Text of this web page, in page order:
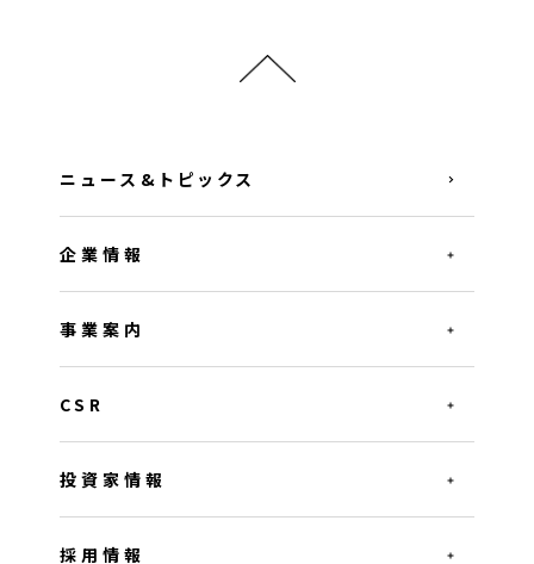
ニュース&トピックス
企業情報
事業案内
CSR
投資家情報
採用情報